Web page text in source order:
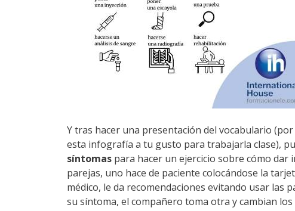
Y tras hacer una presentación del vocabulario
esta infografía a tu gusto para trabajarla clase),
síntomas para hacer un ejercicio sobre cómo dar
parejas, uno hace de paciente colocándose la
médico, le da recomendaciones evitando usar las
su síntoma, el compañero toma otra y cambian